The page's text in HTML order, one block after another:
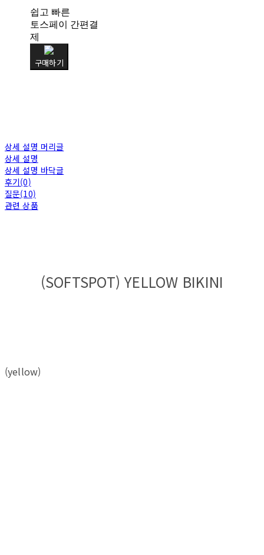
쉽고 빠른
토스페이 간편결
제
구매하기
상세 설명 머리글
상세 설명
상세 설명 바닥글
후기(0)
질문(10)
관련 상품
(SOFTSPOT) YELLOW BIKINI
(yellow)